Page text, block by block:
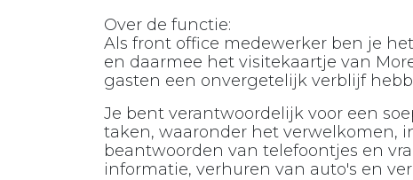
Over de functie:
Als front office medewerker ben je
en daarmee het visitekaartje van
gasten een onvergetelijk verblijf
Je bent verantwoordelijk voor een
taken, waaronder het verwelkomen,
beantwoorden van telefoontjes en
informatie, verhuren van auto's en